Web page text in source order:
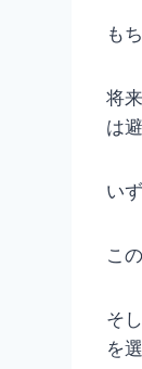
も
将
は
い
こ
そ
を